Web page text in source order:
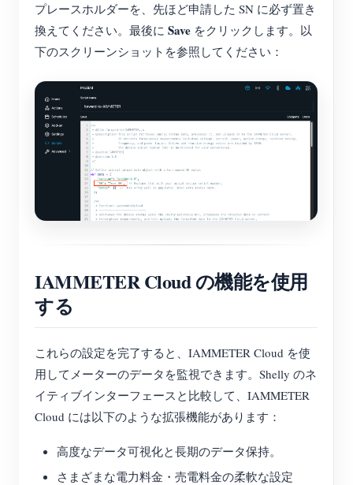
プレースホルダーを、先ほど申請した SN に必ず置き
換えてください。最後に Save をクリックします。以
下のスクリーンショットを参照してください：
IAMMETER Cloud の機能を使用
する
これらの設定を完了すると、IAMMETER Cloud を使
用してメーターのデータを監視できます。Shelly のネ
イティブインターフェースと比較して、IAMMETER
Cloud には以下のような拡張機能があります：
高度なデータ可視化と長期のデータ保持。
さまざまな電力料金・売電料金の柔軟な設定